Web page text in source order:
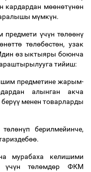
кардардан мөөнөтүнөн
мүмкүн.
предмети үчүн төлөөнү
нөттө төлөбөстөн,узак
өз ыктыяры боюнча
тийиш:
предметине жарым-
алынган
акча
берүү менен товарларды
төлөнүп берилмейинче,
өө.
мурабаха
келишими
үчүн төлөмдөр
ФКМ